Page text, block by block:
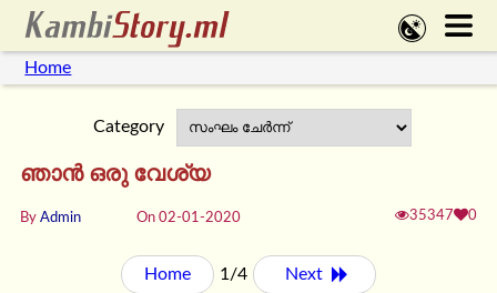
Home
Category
ഞാൻ ഒരു വേശ്യ
By Admin On 02-01-2020 35347 0
Home 1/4 Next